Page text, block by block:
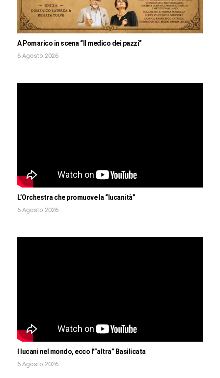
A Pomarico in scena “Il medico dei pazzi”
6 Agosto 2026
L’Orchestra che promuove la “lucanità”
6 Agosto 2026
I lucani nel mondo, ecco l'”altra” Basilicata
6 Agosto 2026